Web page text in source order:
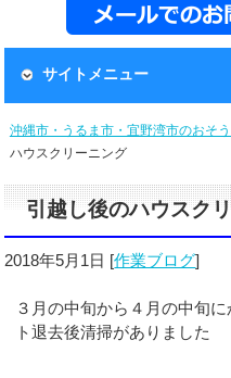
サイトメニュー
沖縄市・うるま市・宜野湾市のおそ
ハウスクリーニング
引越し後のハウスク
2018年5月1日 [作業ブログ]
３月の中旬から４月の中旬
ト退去後清掃がありました